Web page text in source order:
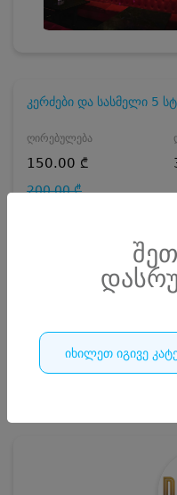
იხილეთ იგივე
კერძები და სასმელი 5
ღირებულება
150.00 ₾
200.00 ₾